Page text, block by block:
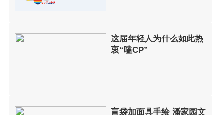
这届年轻人为什么如此热
衷“嗑CP”
盲袋加面具手绘 潘家园文